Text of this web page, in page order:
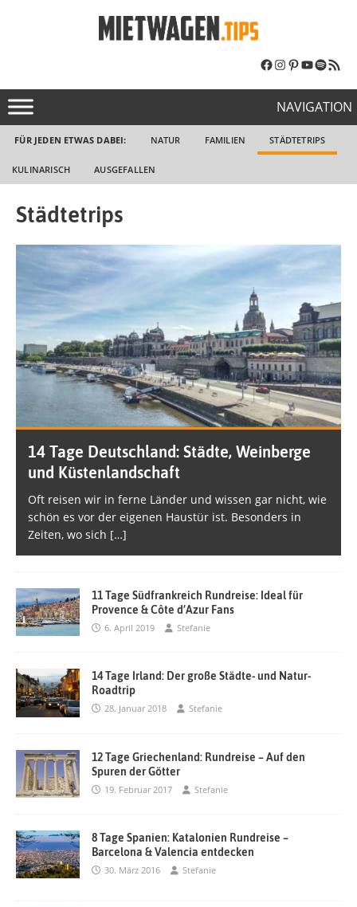
NAVIGATION
FÜR JEDEN ETWAS DABEI: NATUR FAMILIEN STÄDTETRIPS
KULINARISCH AUSGEFALLEN
Städtetrips
14 Tage Deutschland: Städte, Weinberge
und Küstenlandschaft
Oft reisen wir in ferne Länder und wissen gar nicht, wie
schön es vor der eigenen Haustür ist. Besonders in
Zeiten, wo sich […]
11 Tage Südfrankreich Rundreise: Ideal für
Provence & Côte d’Azur Fans
6. April 2019 Stefanie
14 Tage Irland: Der große Städte- und Natur-
Roadtrip
28. Januar 2018 Stefanie
12 Tage Griechenland: Rundreise – Auf den
Spuren der Götter
19. Februar 2017 Stefanie
8 Tage Spanien: Katalonien Rundreise –
Barcelona & Valencia entdecken
30. März 2016 Stefanie